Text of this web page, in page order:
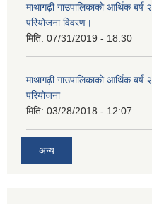
माथागढ़ी गाउपालिकाको आर्थिक
परियोजना विवरण।
मिति: 07/31/2019 - 18:30
माथागढ़ी गाउपालिकाको आर्थिक
परियोजना
मिति: 03/28/2018 - 12:07
अन्य